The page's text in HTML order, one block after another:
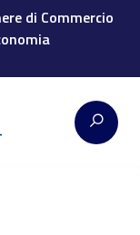
di Commercio